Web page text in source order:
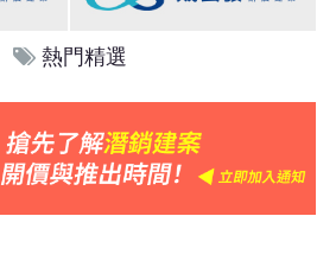
熱門精選